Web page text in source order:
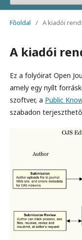
Főoldal / A kiadói
A kiadói
Ez a folyóirat Open
amely egy nyílt
szoftver, a Public
szabadon